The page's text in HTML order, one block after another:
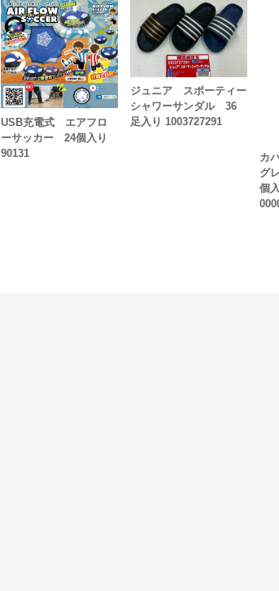
USB充電式 エアフロ
ーサッカー 24個入り
90131
ジュニア スポーティー
シャワーサンダル 36
足入り 1003727291
カ
グ
個